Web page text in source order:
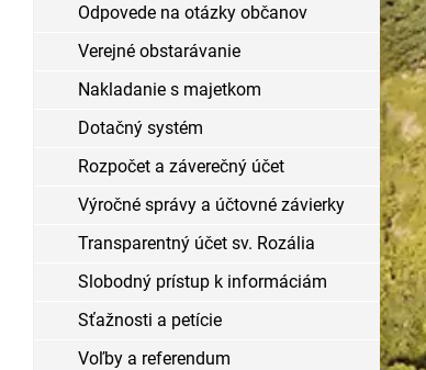
Odpovede na otázky občanov
Verejné obstarávanie
Nakladanie s majetkom
Dotačný systém
Rozpočet a záverečný účet
Výročné správy a účtovné závierky
Transparentný účet sv. Rozália
Slobodný prístup k informáciám
Sťažnosti a petície
Voľby a referendum